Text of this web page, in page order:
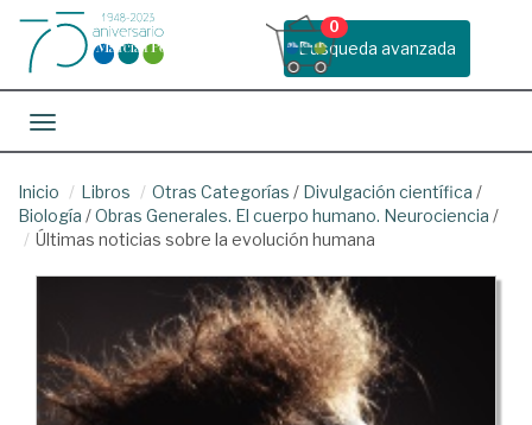
Busqueda avanzada
0
Toggle navigation
Inicio Libros Otras Categorías / Divulgación científica /
Biología /Obras Generales. El cuerpo humano. Neurociencia /
Últimas noticias sobre la evolución humana